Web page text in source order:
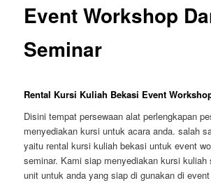
Event Workshop
Seminar
Rental Kursi Kuliah Bekasi Event
Disini tempat persewaan alat perlengkapan
menyediakan kursi untuk acara anda. salah
yaitu rental kursi kuliah bekasi untuk event
seminar. Kami siap menyediakan kursi kuliah
unit untuk anda yang siap di gunakan di